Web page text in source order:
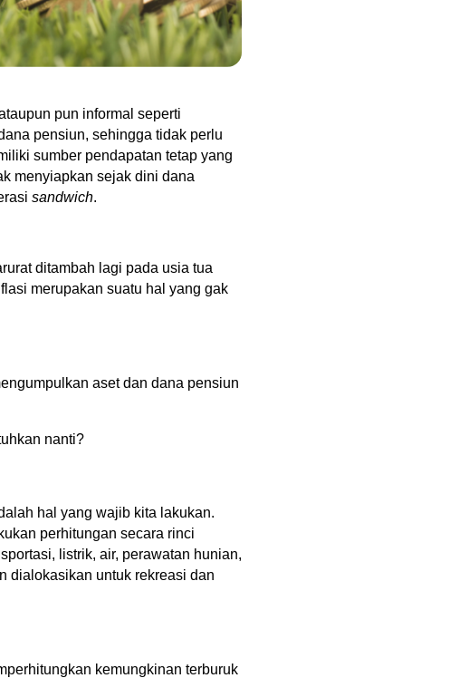
pun informal seperti
pensiun, sehingga tidak perlu
sumber pendapatan tetap yang
menyiapkan sejak dini dana
sandwich.
ditambah lagi pada usia tua
merupakan suatu hal yang gak
aset dan dana pensiun
nanti?
hal yang wajib kita lakukan.
perhitungan secara rinci
listrik, air, perawatan hunian,
dialokasikan untuk rekreasi dan
kemungkinan terburuk